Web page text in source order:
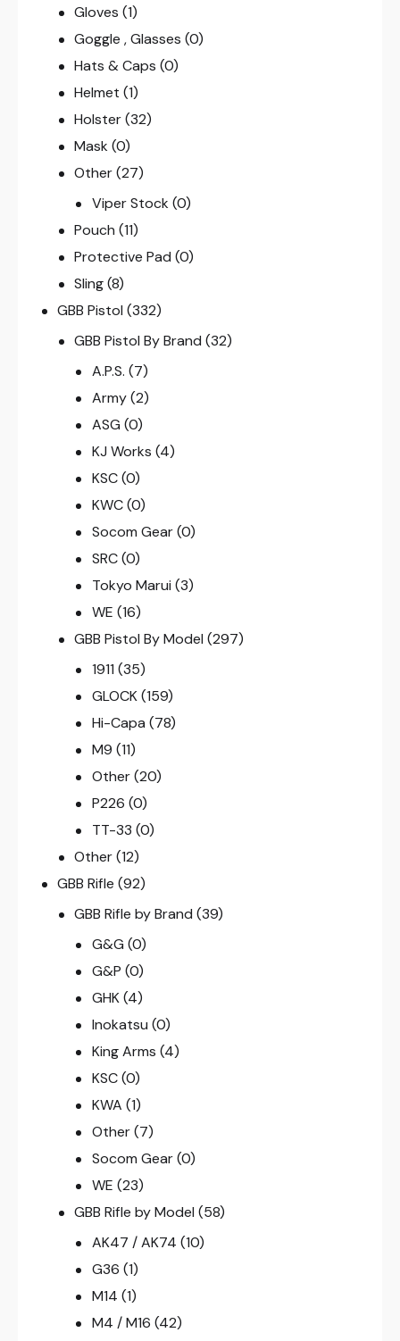
Gloves (1)
Goggle , Glasses (0)
Hats & Caps (0)
Helmet (1)
Holster (32)
Mask (0)
Other (27)
Viper Stock (0)
Pouch (11)
Protective Pad (0)
Sling (8)
GBB Pistol (332)
GBB Pistol By Brand (32)
A.P.S. (7)
Army (2)
ASG (0)
KJ Works (4)
KSC (0)
KWC (0)
Socom Gear (0)
SRC (0)
Tokyo Marui (3)
WE (16)
GBB Pistol By Model (297)
1911 (35)
GLOCK (159)
Hi-Capa (78)
M9 (11)
Other (20)
P226 (0)
TT-33 (0)
Other (12)
GBB Rifle (92)
GBB Rifle by Brand (39)
G&G (0)
G&P (0)
GHK (4)
Inokatsu (0)
King Arms (4)
KSC (0)
KWA (1)
Other (7)
Socom Gear (0)
WE (23)
GBB Rifle by Model (58)
AK47 / AK74 (10)
G36 (1)
M14 (1)
M4 / M16 (42)